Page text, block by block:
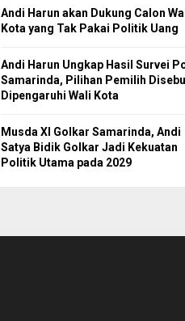
Andi Harun akan Dukung Calon
Kota yang Tak Pakai Politik Uang
Andi Harun Ungkap Hasil Survei
Samarinda, Pilihan Pemilih
Dipengaruhi Wali Kota
Musda XI Golkar Samarinda, Andi
Satya Bidik Golkar Jadi Kekuatan
Politik Utama pada 2029